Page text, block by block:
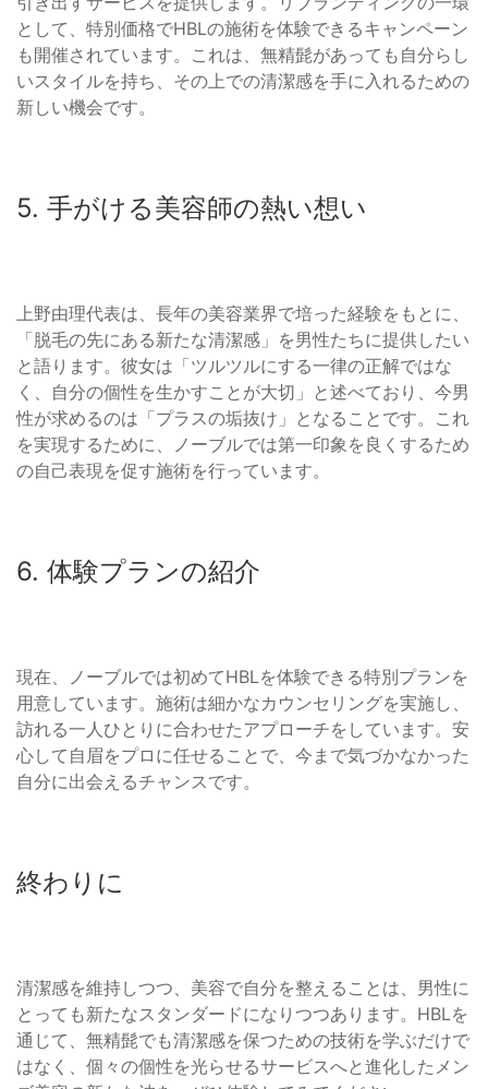
として、特別価格でHBLの施術を体験できるキャンペーン
も開催されています。これは、無精髭があっても自分らし
いスタイルを持ち、その上での清潔感を手に入れるための
新しい機会です。
5. 手がける美容師の熱い想い
上野由理代表は、長年の美容業界で培った経験をもとに、
「脱毛の先にある新たな清潔感」を男性たちに提供したい
と語ります。彼女は「ツルツルにする一律の正解ではな
く、自分の個性を生かすことが大切」と述べており、今男
性が求めるのは「プラスの垢抜け」となることです。これ
を実現するために、ノーブルでは第一印象を良くするため
の自己表現を促す施術を行っています。
6. 体験プランの紹介
現在、ノーブルでは初めてHBLを体験できる特別プランを
用意しています。施術は細かなカウンセリングを実施し、
訪れる一人ひとりに合わせたアプローチをしています。安
心して自眉をプロに任せることで、今まで気づかなかった
自分に出会えるチャンスです。
終わりに
清潔感を維持しつつ、美容で自分を整えることは、男性に
とっても新たなスタンダードになりつつあります。HBLを
通じて、無精髭でも清潔感を保つための技術を学ぶだけで
はなく、個々の個性を光らせるサービスへと進化したメン